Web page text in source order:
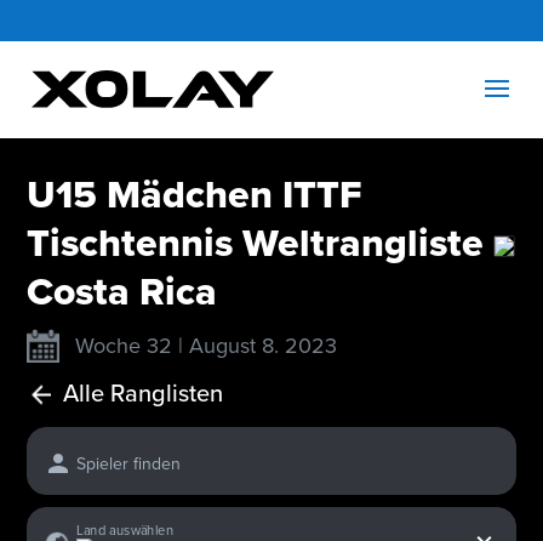
U15 Mädchen ITTF
Tischtennis Weltrangliste
Costa Rica
Woche 32 | August 8. 2023
Alle Ranglisten
Spieler finden
Land auswählen